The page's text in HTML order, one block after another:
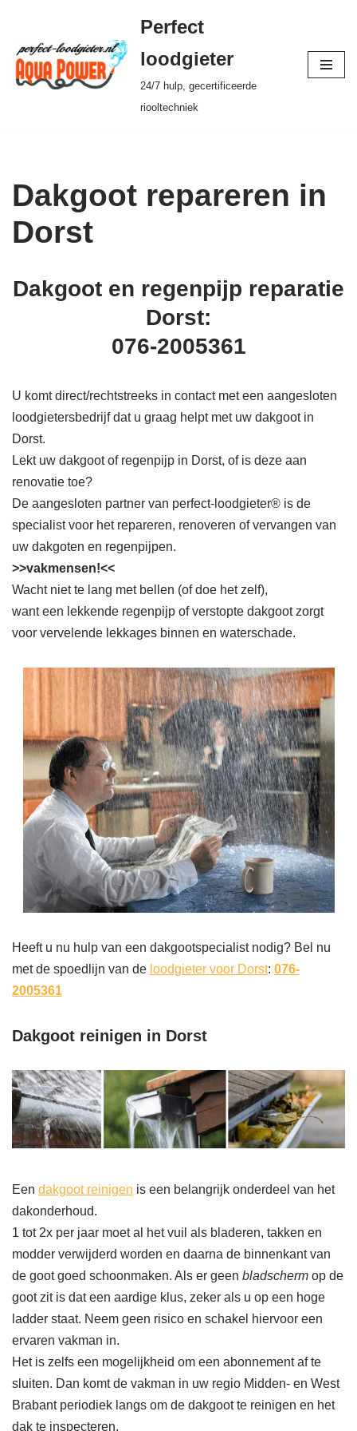
Ga
naar
de
Perfect
loodgieter
24/7 hulp, gecertificeerde
riooltechniek
Dakgoot repareren in
Dorst
Dakgoot en regenpijp reparatie
Dorst:
076-2005361
U komt direct/rechtstreeks in contact met een aangesloten
loodgietersbedrijf dat u graag helpt met uw dakgoot in
Dorst.
Lekt uw dakgoot of regenpijp in Dorst, of is deze aan
renovatie toe?
De aangesloten partner van perfect-loodgieter® is de
specialist voor het repareren, renoveren of vervangen van
uw dakgoten en regenpijpen.
>>vakmensen!<<
Wacht niet te lang met bellen (of doe het zelf),
want een lekkende regenpijp of verstopte dakgoot zorgt
voor vervelende lekkages binnen en waterschade.
Heeft u nu hulp van een dakgootspecialist nodig? Bel nu
met de spoedlijn van de loodgieter voor Dorst: 076-
2005361
Dakgoot reinigen in Dorst
Een dakgoot reinigen is een belangrijk onderdeel van het
dakonderhoud.
1 tot 2x per jaar moet al het vuil als bladeren, takken en
modder verwijderd worden en daarna de binnenkant van
de goot goed schoonmaken. Als er geen bladscherm op de
goot zit is dat een aardige klus, zeker als u op een hoge
ladder staat. Neem geen risico en schakel hiervoor een
ervaren vakman in.
Het is zelfs een mogelijkheid om een abonnement af te
sluiten. Dan komt de vakman in uw regio Midden- en West
Brabant periodiek langs om de dakgoot te reinigen en het
dak te inspecteren.